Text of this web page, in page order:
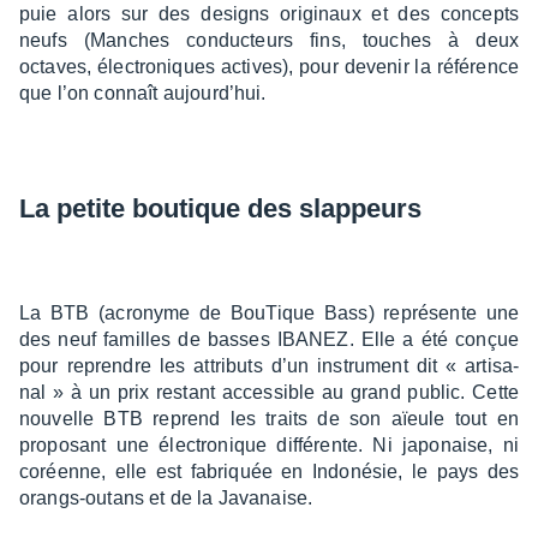
puie alors sur des desi­gns origi­naux et des concepts
neufs (Manches conduc­teurs fins, touches à deux
octaves, élec­tro­niques actives), pour deve­nir la réfé­rence
que l’on connaît aujour­d’hui.
La petite boutique des slap­peurs
La BTB (acro­nyme de BouTique Bass) repré­sente une
des neuf familles de basses IBANEZ. Elle a été conçue
pour reprendre les attri­buts d’un instru­ment dit « arti­sa­
nal » à un prix restant acces­sible au grand public. Cette
nouvelle BTB reprend les traits de son aïeule tout en
propo­sant une élec­tro­nique diffé­rente. Ni japo­naise, ni
coréenne, elle est fabriquée en Indo­né­sie, le pays des
orangs-outans et de la Java­naise.